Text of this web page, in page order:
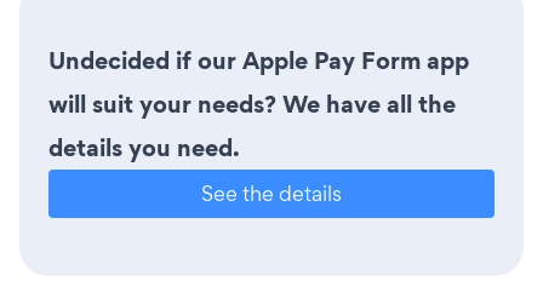
Undecided if our Apple Pay Form app
will suit your needs? We have all the
details you need.
See the details